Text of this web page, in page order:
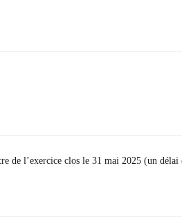
de l’exercice clos le 31 mai 2025 (un